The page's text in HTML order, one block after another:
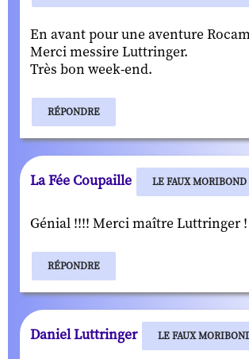
En avant pour une aventure
Merci messire Luttringer.
Très bon week-end.
RÉPONDRE
La Fée Coupaille LE FAUX MORIBOND
Génial !!!! Merci maître Luttringer !
RÉPONDRE
Daniel Luttringer LE FAUX